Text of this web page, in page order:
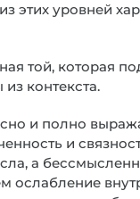
этих уровней
той, которая
контекста.
и полно
и
а